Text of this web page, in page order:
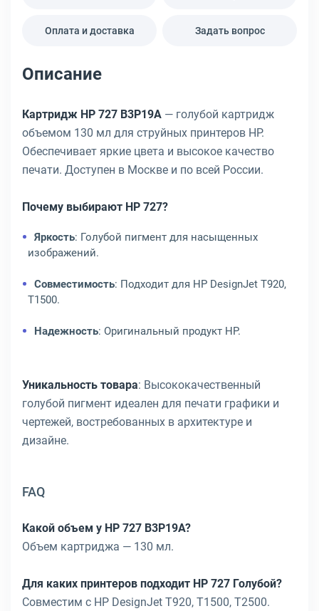
Оплата и доставка Задать вопрос
Описание
Картридж HP 727 B3P19A — голубой картридж
объемом 130 мл для струйных принтеров HP.
Обеспечивает яркие цвета и высокое качество
печати. Доступен в Москве и по всей России.
Почему выбирают HP 727?
Яркость: Голубой пигмент для насыщенных
изображений.
Совместимость: Подходит для HP DesignJet T920,
T1500.
Надежность: Оригинальный продукт HP.
Уникальность товара: Высококачественный
голубой пигмент идеален для печати графики и
чертежей, востребованных в архитектуре и
дизайне.
FAQ
Какой объем у HP 727 B3P19A?
Объем картриджа — 130 мл.
Для каких принтеров подходит HP 727 Голубой?
Совместим с HP DesignJet T920, T1500, T2500.